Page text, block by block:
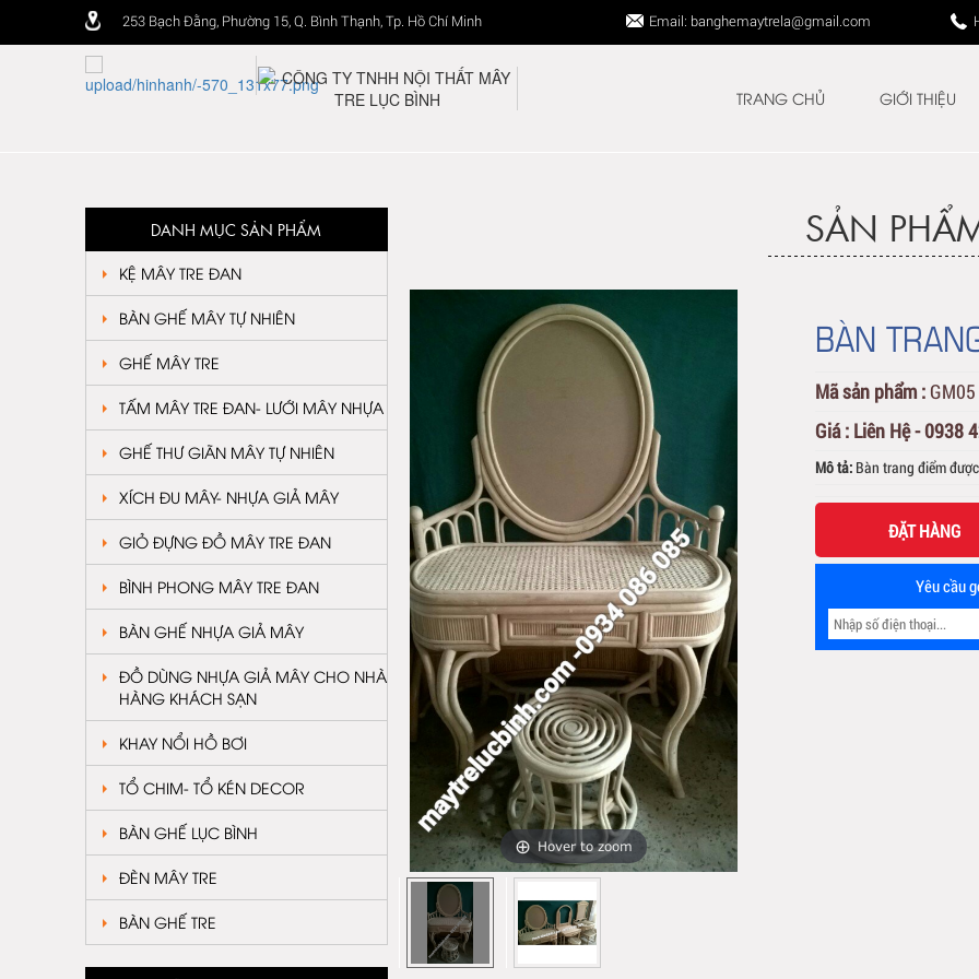
253 Bạch Đằng, Phường 15, Q. Bình Thạnh, Tp. Hồ Chí Minh Email: banghemaytrela@gmail.com
TRANG CHỦ GIỚI THIỆU
DANH MỤC SẢN PHẨM
KỆ MÂY TRE ĐAN
BÀN GHẾ MÂY TỰ NHIÊN
GHẾ MÂY TRE
TẤM MÂY TRE ĐAN- LƯỚI MÂY NHỰA
GHẾ THƯ GIÃN MÂY TỰ NHIÊN
XÍCH ĐU MÂY- NHỰA GIẢ MÂY
GIỎ ĐỰNG ĐỒ MÂY TRE ĐAN
BÌNH PHONG MÂY TRE ĐAN
BÀN GHẾ NHỰA GIẢ MÂY
ĐỒ DÙNG NHỰA GIẢ MÂY CHO NHÀ
HÀNG KHÁCH SẠN
KHAY NỔI HỒ BƠI
TỔ CHIM- TỔ KÉN DECOR
BÀN GHẾ LỤC BÌNH
ĐÈN MÂY TRE
BÀN GHẾ TRE
SẢN
Hover to zoom
BÀN
Mã sản phẩm : GM05
Giá : Liên Hệ - 0938
Mô tả: Bàn trang điểm
ĐẶT HÀNG
Yêu cầu